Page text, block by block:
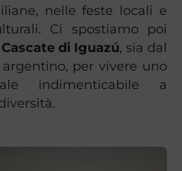
nelle feste locali e
Ci spostiamo poi
Cascate di Iguazú, sia dal
per vivere uno
indimenticabile a